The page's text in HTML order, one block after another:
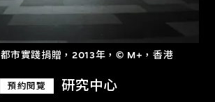
市實踐捐贈，2013年，© M+，香港
預約閱覽 研究中心